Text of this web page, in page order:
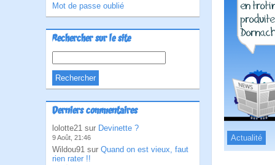
Mot de passe oublié
Rechercher sur le site
Derniers commentaires
lolotte21 sur Devinette ?
9 Août, 21:46
Wildou91 sur Quand on est vieux, faut
rien rater !!
Actualité